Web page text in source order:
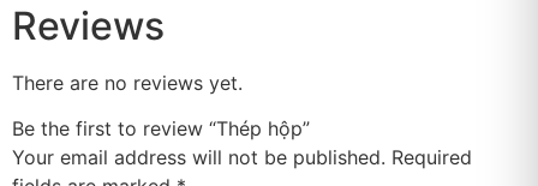
Reviews
There are no reviews yet.
Be the first to review “Thép hộp”
Your email address will not be published. Required